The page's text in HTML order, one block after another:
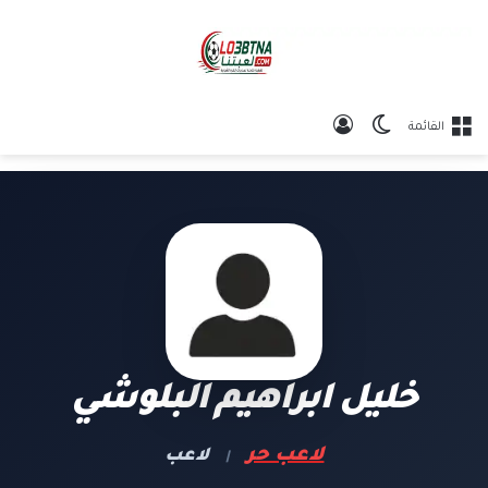
القائمة الوضع المظلم
خليل ابراهيم البلوشي
لاعب حر | لاعب